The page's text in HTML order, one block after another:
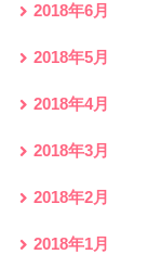
2018年6月
2018年5月
2018年4月
2018年3月
2018年2月
2018年1月